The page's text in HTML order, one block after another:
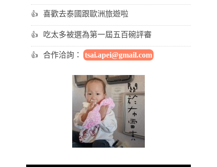
喜歡去泰國跟歐洲旅遊啦
吃太多被選為第一屆五百碗評審
合作洽詢： tsai.apei@gmail.com